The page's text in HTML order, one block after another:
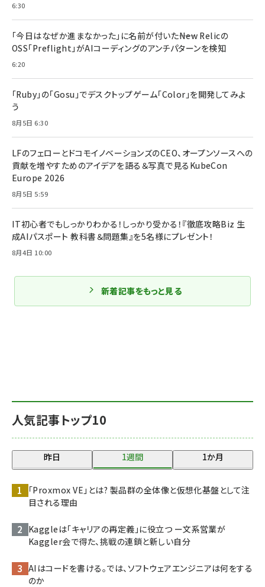
人気記事トップ10
昨日 1週間 1か月
「Proxmox VE」とは? 製品群の全体像と仮想化基盤として注
目される理由
Kaggleは「キャリアの再定義」に役立つ ー文系営業が
Kaggler会で得た、挑戦の連鎖と新しい自分
AIはコードを書ける。では、ソフトウェアエンジニアは何をする
のか
6:30
「今日はなぜか進まなかった」に名前が付いた――New Relicの
OSS「Preflight」がAIコーディングのアンチパターンを検知
6:20
「Ruby」の「Gosu」でデスクトップゲーム「Color」を開発してみよ
う
8月5日 6:30
LFのフェローとドコモイノベーションズのCEO、オープンソースへの
貢献を増やすためのアイデアを語る＆写真で見るKubeCon
Europe 2026
8月5日 5:59
IT初心者でもしっかりわかる！しっかり受かる！『徹底攻略Biz 生
成AIパスポート 教科書＆問題集』を5名様にプレゼント！
8月4日 10:00
新着記事をもっと見る